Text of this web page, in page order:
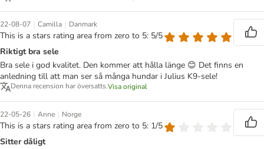
22-08-07 | Camilla | Danmark
This is a stars rating area from zero to 5: 5/5
Riktigt bra sele
Bra sele i god kvalitet. Den kommer att hålla länge 😊 Det finns en
anledning till att man ser så många hundar i Julius K9-sele!
Denna recension har översatts.Visa original
22-05-26 | Anne | Norge
This is a stars rating area from zero to 5: 1/5
Sitter dåligt